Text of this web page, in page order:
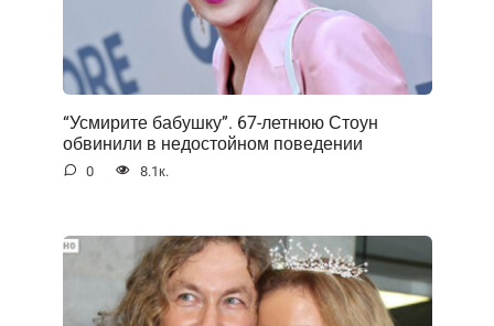
“Усмирите бабушку”. 67-летнюю Стоун
обвинили в недостойном поведении
0 8.1к.